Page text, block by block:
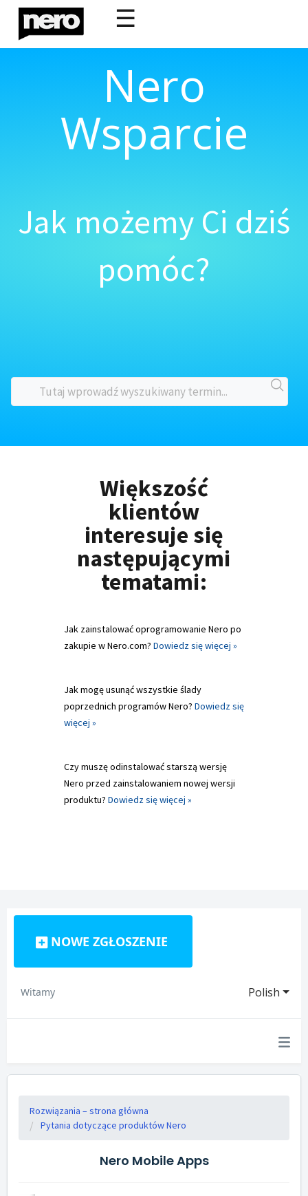
☰
Nero
Wsparcie
Jak możemy Ci dziś
pomóc?
Większość
klientów
interesuje się
następującymi
tematami:
Jak zainstalować oprogramowanie Nero po
zakupie w Nero.com? Dowiedz się więcej »
Jak mogę usunąć wszystkie ślady
poprzednich programów Nero? Dowiedz się
więcej »
Czy muszę odinstalować starszą wersję
Nero przed zainstalowaniem nowej wersji
produktu? Dowiedz się więcej »
NOWE ZGŁOSZENIE
Polish
Witamy
Rozwiązania – strona główna
Pytania dotyczące produktów Nero
Nero Mobile Apps